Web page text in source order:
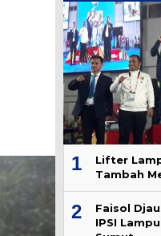
1
Lifter
Tambah
2
Faisol
IPSI